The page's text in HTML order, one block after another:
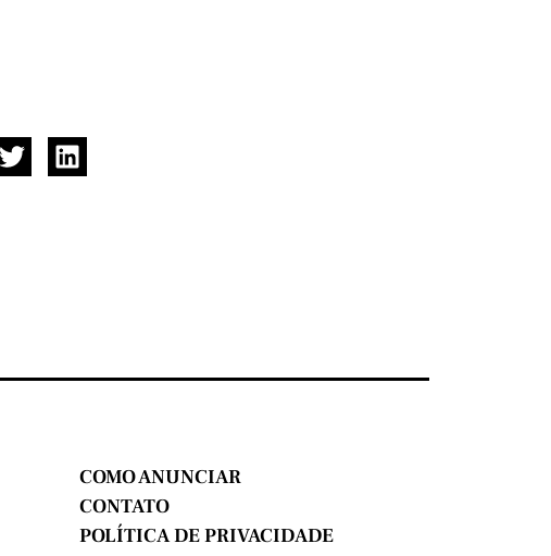
COMO ANUNCIAR
CONTATO
POLÍTICA DE PRIVACIDADE